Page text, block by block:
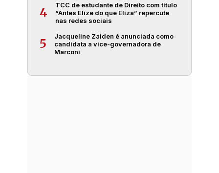
4
TCC de estudante de Direito com título
“Antes Elize do que Eliza” repercute
nas redes sociais
5
Jacqueline Zaiden é anunciada como
candidata a vice-governadora de
Marconi